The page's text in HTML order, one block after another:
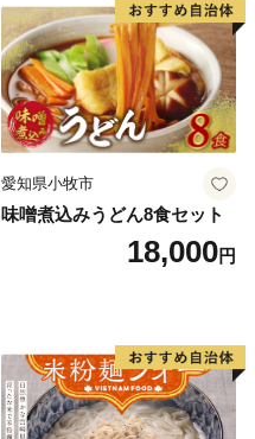
愛知県小牧市
味噌煮込みうどん8食セット
18,000円